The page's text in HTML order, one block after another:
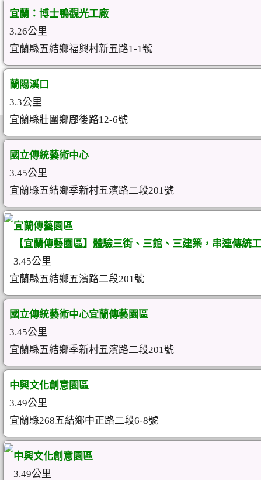
宜蘭：博士鴨觀光工廠
3.26公里
宜蘭縣五結鄉福興村新五路1-1號
蘭陽溪口
3.3公里
宜蘭縣壯圍鄉廍後路12-6號
國立傳統藝術中心
3.45公里
宜蘭縣五結鄉季新村五濱路二段201號
宜蘭傳藝園區
【宜蘭傳藝園區】體驗三街、三館、三建築，串連傳統
3.45公里
宜蘭縣五結鄉五濱路二段201號
國立傳統藝術中心宜蘭傳藝園區
3.45公里
宜蘭縣五結鄉季新村五濱路二段201號
中興文化創意園區
3.49公里
宜蘭縣268五結鄉中正路二段6-8號
中興文化創意園區
3.49公里